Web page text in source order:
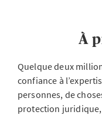
À
Quelque deux
confiance à
personnes, de
protection juridique,